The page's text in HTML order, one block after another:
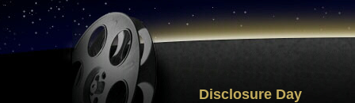
Disclosure Day